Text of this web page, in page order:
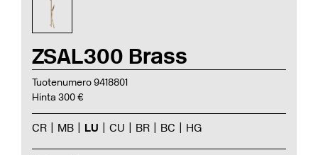
ZSAL300 Brass
Tuotenumero 9418801
Hinta 300 €
CR MB LU CU BR BC HG